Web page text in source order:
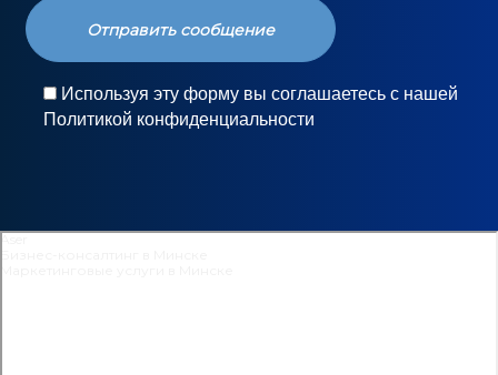
Используя эту форму вы соглашаетесь с нашей
Политикой конфиденциальности